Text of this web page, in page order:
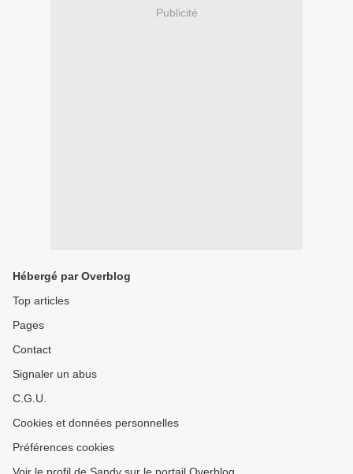
Publicité
Hébergé par Overblog
Top articles
Pages
Contact
Signaler un abus
C.G.U.
Cookies et données personnelles
Préférences cookies